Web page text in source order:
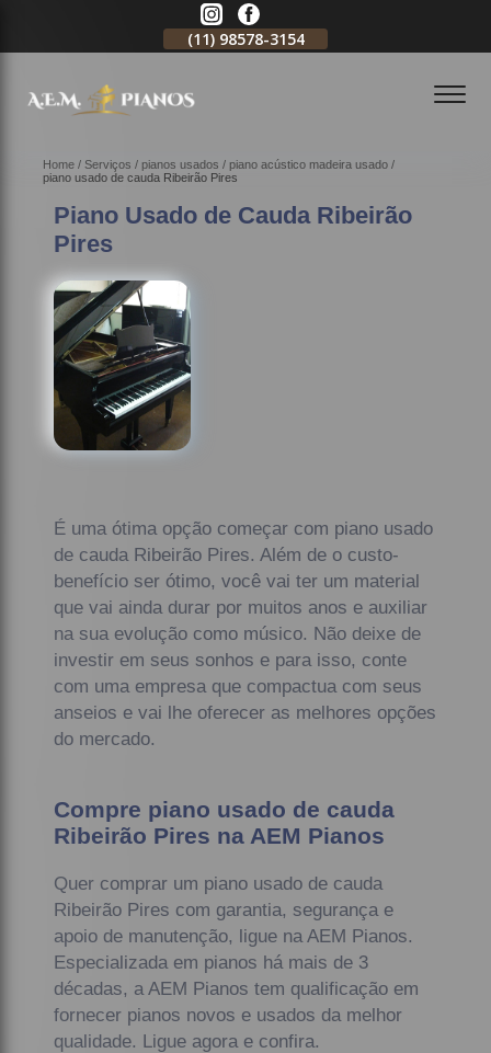
(11) 98578-3154
Home Serviços pianos usados
piano acústico madeira usado
piano usado de cauda Ribeirão Pires
Piano Usado de Cauda Ribeirão
Pires
É uma ótima opção começar com piano usado
de cauda Ribeirão Pires. Além de o custo-
benefício ser ótimo, você vai ter um material
que vai ainda durar por muitos anos e auxiliar
na sua evolução como músico. Não deixe de
investir em seus sonhos e para isso, conte
com uma empresa que compactua com seus
anseios e vai lhe oferecer as melhores opções
do mercado.
Compre piano usado de cauda
Ribeirão Pires na AEM Pianos
Quer comprar um piano usado de cauda
Ribeirão Pires com garantia, segurança e
apoio de manutenção, ligue na AEM Pianos.
Especializada em pianos há mais de 3
décadas, a AEM Pianos tem qualificação em
fornecer pianos novos e usados da melhor
qualidade. Ligue agora e confira.